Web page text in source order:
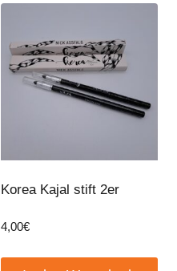
Korea Kajal stift 2er
4,00€